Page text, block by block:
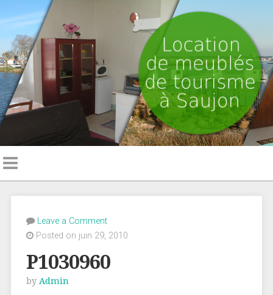
Leave a Comment
Posted on juin 29, 2010
P1030960
by Admin